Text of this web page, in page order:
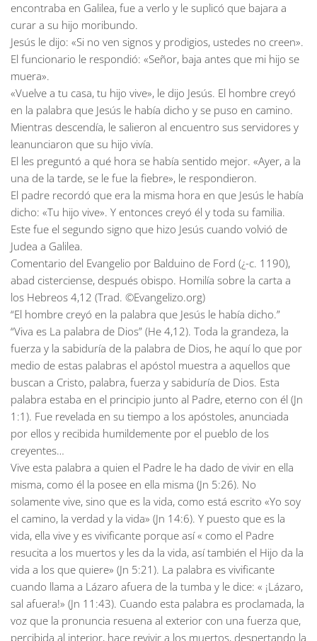
encontraba en Galilea, fue a verlo y le suplicó que bajara a
curar a su hijo moribundo.
Jesús le dijo: «Si no ven signos y prodigios, ustedes no creen».
El funcionario le respondió: «Señor, baja antes que mi hijo se
muera».
«Vuelve a tu casa, tu hijo vive», le dijo Jesús. El hombre creyó
en la palabra que Jesús le había dicho y se puso en camino.
Mientras descendía, le salieron al encuentro sus servidores y
leanunciaron que su hijo vivía.
El les preguntó a qué hora se había sentido mejor. «Ayer, a la
una de la tarde, se le fue la fiebre», le respondieron.
El padre recordó que era la misma hora en que Jesús le había
dicho: «Tu hijo vive». Y entonces creyó él y toda su familia.
Este fue el segundo signo que hizo Jesús cuando volvió de
Judea a Galilea.
Comentario del Evangelio por Balduino de Ford (¿-c. 1190),
abad cisterciense, después obispo. Homilía sobre la carta a
los Hebreos 4,12 (Trad. ©Evangelizo.org)
“El hombre creyó en la palabra que Jesús le había dicho.”
“Viva es La palabra de Dios” (He 4,12). Toda la grandeza, la
fuerza y la sabiduría de la palabra de Dios, he aquí lo que por
medio de estas palabras el apóstol muestra a aquellos que
buscan a Cristo, palabra, fuerza y sabiduría de Dios. Esta
palabra estaba en el principio junto al Padre, eterno con él (Jn
1:1). Fue revelada en su tiempo a los apóstoles, anunciada
por ellos y recibida humildemente por el pueblo de los
creyentes…
Vive esta palabra a quien el Padre le ha dado de vivir en ella
misma, como él la posee en ella misma (Jn 5:26). No
solamente vive, sino que es la vida, como está escrito «Yo soy
el camino, la verdad y la vida» (Jn 14:6). Y puesto que es la
vida, ella vive y es vivificante porque así « como el Padre
resucita a los muertos y les da la vida, así también el Hijo da la
vida a los que quiere» (Jn 5:21). La palabra es vivificante
cuando llama a Lázaro afuera de la tumba y le dice: « ¡Lázaro,
sal afuera!» (Jn 11:43). Cuando esta palabra es proclamada, la
voz que la pronuncia resuena al exterior con una fuerza que,
percibida al interior, hace revivir a los muertos, despertando la